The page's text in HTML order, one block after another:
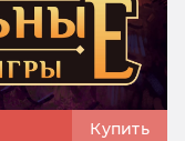
Купить